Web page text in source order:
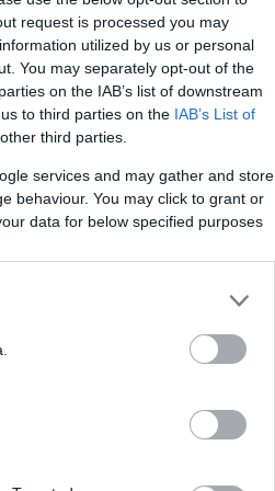
request is processed you may
utilized by us or personal
You may separately opt-out of the
on the IAB’s list of downstream
to third parties on the IAB’s List of
third parties.
services and may gather and store
behaviour. You may click to grant or
data for below specified purposes